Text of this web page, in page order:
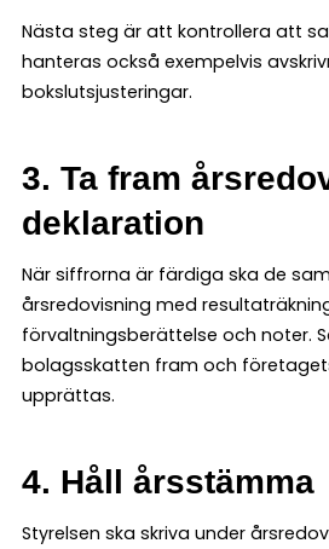
Nästa steg är att kontrollera att
hanteras också exempelvis
bokslutsjusteringar.
3. Ta fram
deklaration
När siffrorna är färdiga ska de
årsredovisning med
förvaltningsberättelse och noter.
bolagsskatten fram och
upprättas.
4. Håll årsstämma
Styrelsen ska skriva under